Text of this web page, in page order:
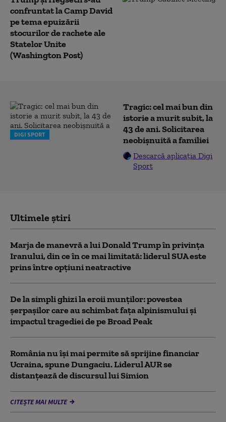
confruntat la Camp David
pe tema epuizării
stocurilor de rachete ale
Statelor Unite
(Washington Post)
DIGI SPORT
Tragic: cel mai bun din
istorie a murit subit, la
43 de ani. Solicitarea
neobișnuită a familiei
Descarcă aplicația Digi
Sport
Ultimele știri
Marja de manevră a lui Donald Trump în privința
Iranului, din ce în ce mai limitată: liderul SUA este
prins între opțiuni neatractive
De la simpli ghizi la eroii munților: povestea
șerpașilor care au schimbat fața alpinismului și
impactul tragediei de pe Broad Peak
România nu își mai permite să sprijine financiar
Ucraina, spune Dungaciu. Liderul AUR se
distanțează de discursul lui Simion
CITEȘTE MAI MULTE